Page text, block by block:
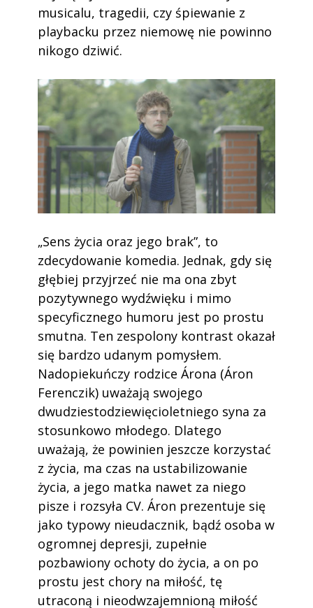
musicalu, tragedii, czy śpiewanie z
playbacku przez niemowę nie powinno
nikogo dziwić.
„Sens życia oraz jego brak”, to
zdecydowanie komedia. Jednak, gdy się
głębiej przyjrzeć nie ma ona zbyt
pozytywnego wydźwięku i mimo
specyficznego humoru jest po prostu
smutna. Ten zespolony kontrast okazał
się bardzo udanym pomysłem.
Nadopiekuńczy rodzice Árona (Áron
Ferenczik) uważają swojego
dwudziestodziewięcioletniego syna za
stosunkowo młodego. Dlatego
uważają, że powinien jeszcze korzystać
z życia, ma czas na ustabilizowanie
życia, a jego matka nawet za niego
pisze i rozsyła CV. Áron prezentuje się
jako typowy nieudacznik, bądź osoba w
ogromnej depresji, zupełnie
pozbawiony ochoty do życia, a on po
prostu jest chory na miłość, tę
utraconą i nieodwzajemnioną miłość